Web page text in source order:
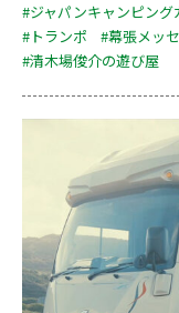
#ジャパンキャンピング
#トランポ
#幕張メッセ
#清木場俊介の遊び屋